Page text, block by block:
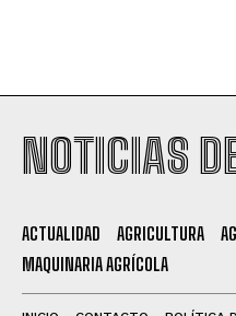
Leí y acepto laPolítica de
NOTICIAS
ACTUALIDAD AGRICULTURA
MAQUINARIA AGRÍCOLA